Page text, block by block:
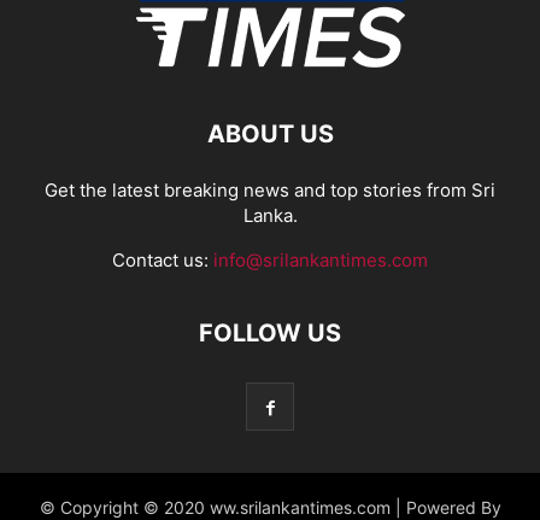
ABOUT US
Get the latest breaking news and top stories from Sri
Lanka.
Contact us: info@srilankantimes.com
FOLLOW US
© Copyright © 2020 ww.srilankantimes.com | Powered By